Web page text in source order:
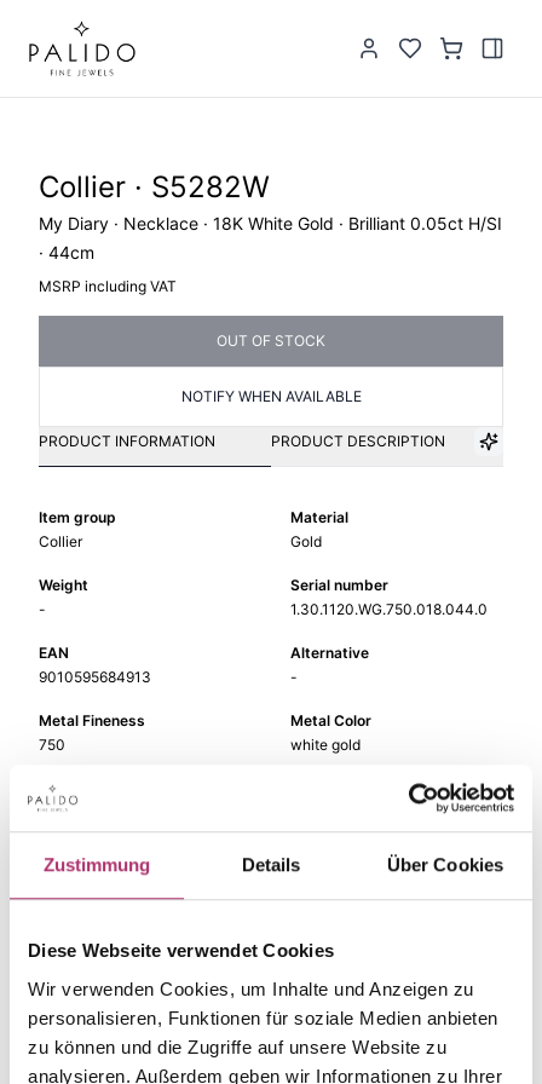
Zustimmung Details Über Cookies
Diese Webseite verwendet Cookies
Wir verwenden Cookies, um Inhalte und Anzeigen zu
personalisieren, Funktionen für soziale Medien anbieten
zu können und die Zugriffe auf unsere Website zu
analysieren. Außerdem geben wir Informationen zu Ihrer
Collier · S5282W
My Diary · Necklace · 18K White Gold · Brilliant 0.05ct H/SI
· 44cm
MSRP including VAT
OUT OF STOCK
NOTIFY WHEN AVAILABLE
PRODUCT INFORMATION PRODUCT DESCRIPTION
Item group
Collier
Material
Gold
Weight
-
Serial number
1.30.1120.WG.750.018.044.0
EAN
9010595684913
Alternative
-
Metal Fineness
750
Metal Color
white gold
Gem Color
white
Gem
44 cm